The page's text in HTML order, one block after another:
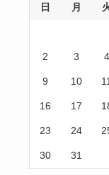
日 月
2 3 4
9 10 11
16 17
23 24
30 31